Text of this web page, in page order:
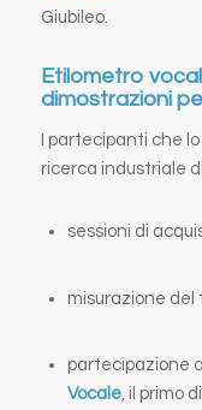
Giubileo.
Etilometro
dimostrazioni
I partecipanti che
ricerca industriale
sessioni di
misurazione del
partecipazione
Vocale, il primo